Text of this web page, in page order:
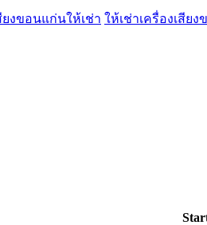
ยงขอนแก่นให้เช่า ให้เช่าเครื่องเสีย